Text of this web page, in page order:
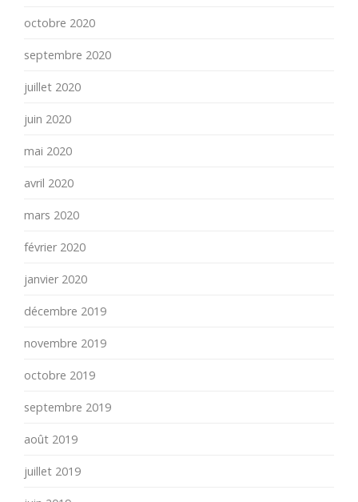
octobre 2020
septembre 2020
juillet 2020
juin 2020
mai 2020
avril 2020
mars 2020
février 2020
janvier 2020
décembre 2019
novembre 2019
octobre 2019
septembre 2019
août 2019
juillet 2019